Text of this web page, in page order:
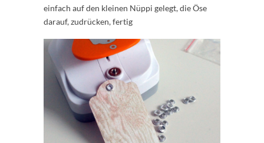
einfach auf den kleinen Nüppi gelegt, die Öse
darauf, zudrücken, fertig